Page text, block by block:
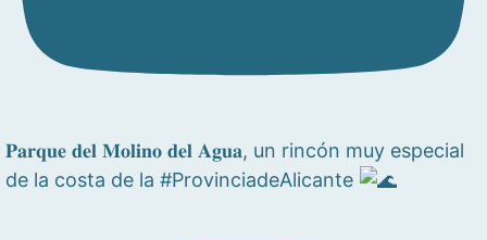
𝐏𝐚𝐫𝐪𝐮𝐞 𝐝𝐞𝐥 𝐌𝐨𝐥𝐢𝐧𝐨 𝐝𝐞𝐥 𝐀𝐠𝐮𝐚, un rincón muy especial
de la costa de la #ProvinciadeAlicante